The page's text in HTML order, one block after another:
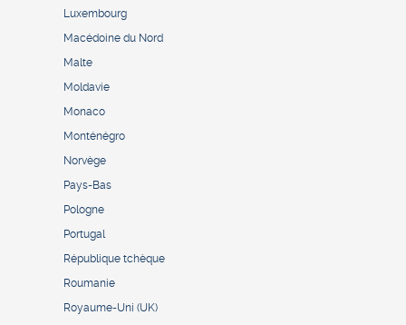
Luxembourg
Macédoine du Nord
Malte
Moldavie
Monaco
Monténégro
Norvège
Pays-Bas
Pologne
Portugal
République tchèque
Roumanie
Royaume-Uni (UK)